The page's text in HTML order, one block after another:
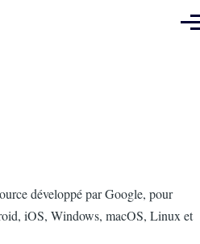
développé par Google, pour
iOS, Windows, macOS, Linux et